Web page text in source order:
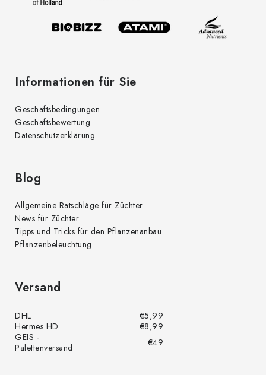
Informationen für Sie
Geschäftsbedingungen
Geschäftsbewertung
Datenschutzerklärung
Blog
Allgemeine Ratschläge für Züchter
News für Züchter
Tipps und Tricks für den Pflanzenanbau
Pflanzenbeleuchtung
Versand
DHL
€5,99
Hermes HD
€8,99
GEIS -
Palettenversand
€49